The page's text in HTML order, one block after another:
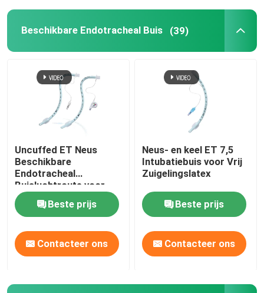
Beschikbare Endotracheal Buis (39)
Uncuffed ET Neus
Beschikbare
Endotracheal
Buisluchtroute voor
Chirurgische OEM
Beste prijs
Contacteer ons
Neus- en keel ET 7,5
Intubatiebuis voor Vrij
Zuigelingslatex
Beste prijs
Contacteer ons